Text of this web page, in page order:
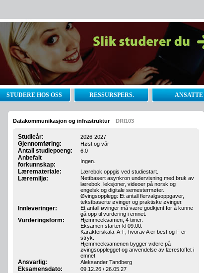
STUDERE HOS OSS RESSURSPERS. ANSATTE
Datakommunikasjon og infrastruktur DRI103
Studieår: 2026-2027
Gjennomføring: Høst og vår
Antall studiepoeng: 6.0
Anbefalt
forkunnskap:
Ingen.
Læremateriale: Lærebok oppgis ved studiestart.
Læremiljø:
Nettbasert asynkron undervisning med bruk av
lærebok, leksjoner, videoer på norsk og
engelsk og digitale semestermøter.
Øvingsopplegg: Et antall flervalgsoppgaver,
tekstbaserte øvinger og praktiske øvinger.
Innleveringer:
Et antall øvinger må være godkjent for å kunne
gå opp til vurdering i emnet.
Vurderingsform:
Hjemmeeksamen, 4 timer.
Eksamen starter kl 09.00.
Karakterskala: A-F, hvorav A er best og F er
stryk.
Hjemmeeksamenen bygger videre på
øvingsopplegget og anvendelse av lærestoffet i
emnet
Ansvarlig: Aleksander Tandberg
Eksamensdato: 09.12.26 / 26.05.27